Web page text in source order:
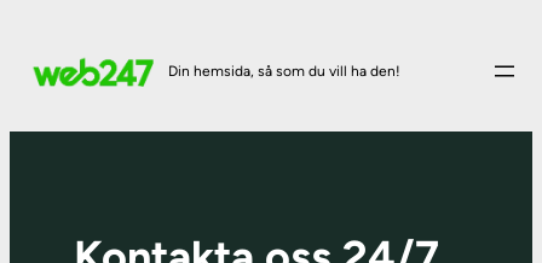
Din hemsida, så som du vill ha den!